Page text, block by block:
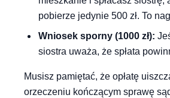
pobierze jedynie 500 zł. To
Wniosek sporny (1000 zł):
siostra uważa, że spłata
Musisz pamiętać, że opłatę
orzeczeniu kończącym sprawę